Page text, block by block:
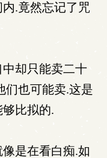
.竟然忘记了咒
却只能卖二十
们也可能卖.这是
比拟的.
是在看白痴.如